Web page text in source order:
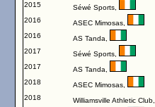
2015
Séwé Sports
2016
ASEC Mimosas
2016
AS Tanda
2017
Séwé Sports
2017
AS Tanda
2018
ASEC Mimosas
2018
Williamsville Athletic Club